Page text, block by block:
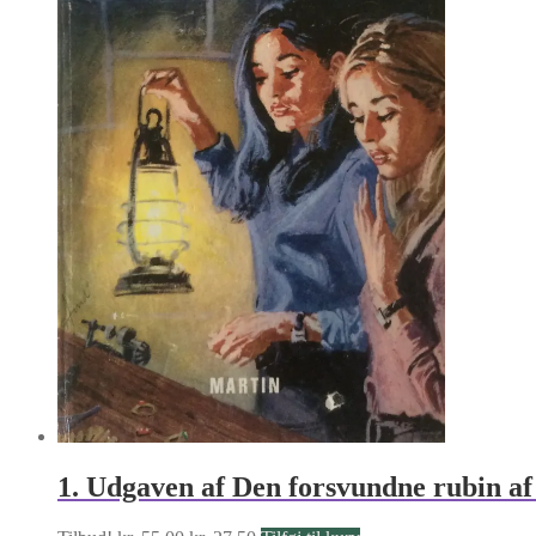
1. Udgaven af Den forsvundne rubin